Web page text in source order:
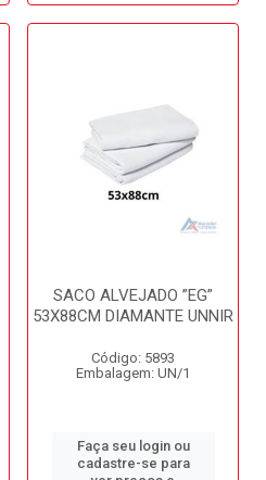
SACO ALVEJADO ”EG”
53X88CM DIAMANTE UNNIR
Código: 5893
Embalagem: UN/1
Faça seu login ou
cadastre-se para